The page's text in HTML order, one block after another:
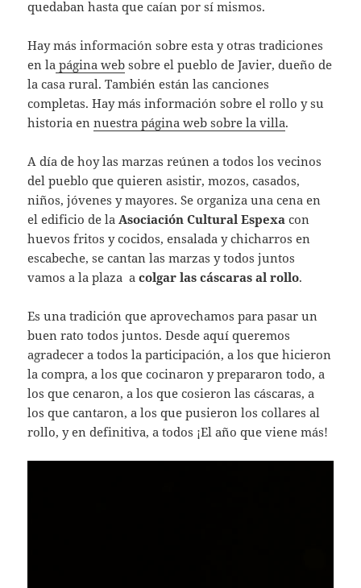
quedaban hasta que caían por sí mismos.
Hay más información sobre esta y otras tradiciones
en la página web sobre el pueblo de Javier, dueño de
la casa rural. También están las canciones
completas. Hay más información sobre el rollo y su
historia ennuestra página web sobre la villa.
A día de hoy las marzas reúnen a todos los vecinos
del pueblo que quieren asistir, mozos, casados,
niños, jóvenes y mayores. Se organiza una cena en
el edificio de la Asociación Cultural Espexa con
huevos fritos y cocidos, ensalada y chicharros en
escabeche, se cantan las marzas y todos juntos
vamos a la plaza a colgar las cáscaras al rollo.
Es una tradición que aprovechamos para pasar un
buen rato todos juntos. Desde aquí queremos
agradecer a todos la participación, a los que hicieron
la compra, a los que cocinaron y prepararon todo, a
los que cenaron, a los que cosieron las cáscaras, a
los que cantaron, a los que pusieron los collares al
rollo, y en definitiva, a todos ¡El año que viene más!